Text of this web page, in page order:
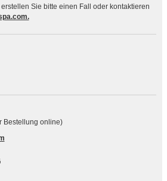
Sie bitte einen Fall oder kontaktieren
Bestellung online)